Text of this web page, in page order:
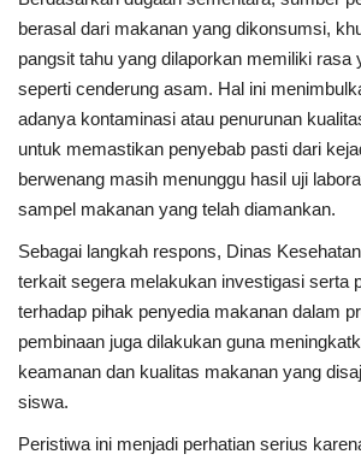
berasal dari makanan yang dikonsumsi,
pangsit tahu yang dilaporkan memiliki rasa
seperti cenderung asam. Hal ini
adanya kontaminasi atau penurunan
untuk memastikan penyebab pasti dari
berwenang masih menunggu hasil uji
sampel makanan yang telah diamankan.
Sebagai langkah respons, Dinas
terkait segera melakukan investigasi serta
terhadap pihak penyedia makanan dalam
pembinaan juga dilakukan guna
keamanan dan kualitas makanan yang
siswa.
Peristiwa ini menjadi perhatian serius